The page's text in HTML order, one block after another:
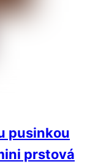
pusinkou
prstová